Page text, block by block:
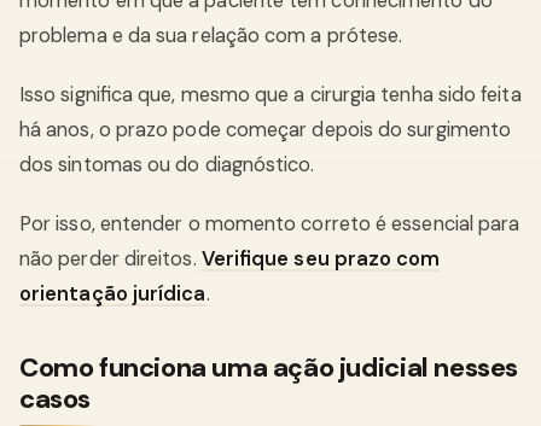
problema e da sua relação com a prótese.
Isso significa que, mesmo que a cirurgia tenha sido feita
há anos, o prazo pode começar depois do surgimento
dos sintomas ou do diagnóstico.
Por isso, entender o momento correto é essencial para
não perder direitos. Verifique seu prazo com
orientação jurídica.
Como funciona uma ação judicial nesses
casos